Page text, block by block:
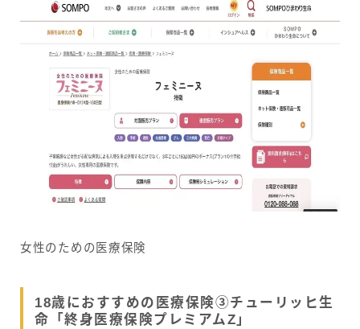
女性のための医療保険
18歳におすすめの医療保険③チューリッヒ生
命「終身医療保険プレミアムZ」